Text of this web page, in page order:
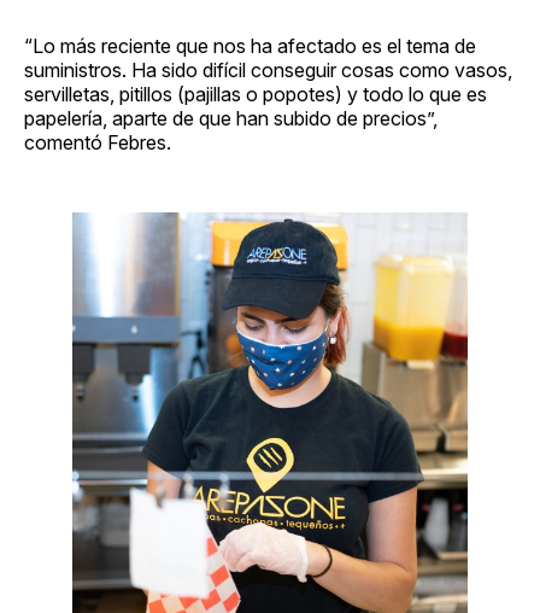
“Lo más reciente que nos ha afectado es el tema de
suministros. Ha sido difícil conseguir cosas como vasos,
servilletas, pitillos (pajillas o popotes) y todo lo que es
papelería, aparte de que han subido de precios”,
comentó Febres.